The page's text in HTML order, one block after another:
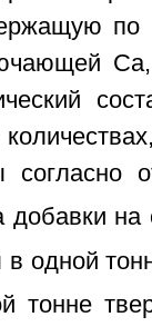
добавки на
одной
тонне